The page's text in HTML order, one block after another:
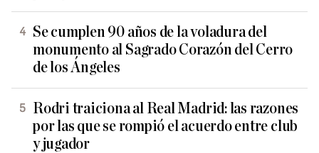
Se cumplen 90 años de la voladura del
monumento al Sagrado Corazón del Cerro
de los Ángeles
Rodri traiciona al Real Madrid: las razones
por las que se rompió el acuerdo entre club
y jugador